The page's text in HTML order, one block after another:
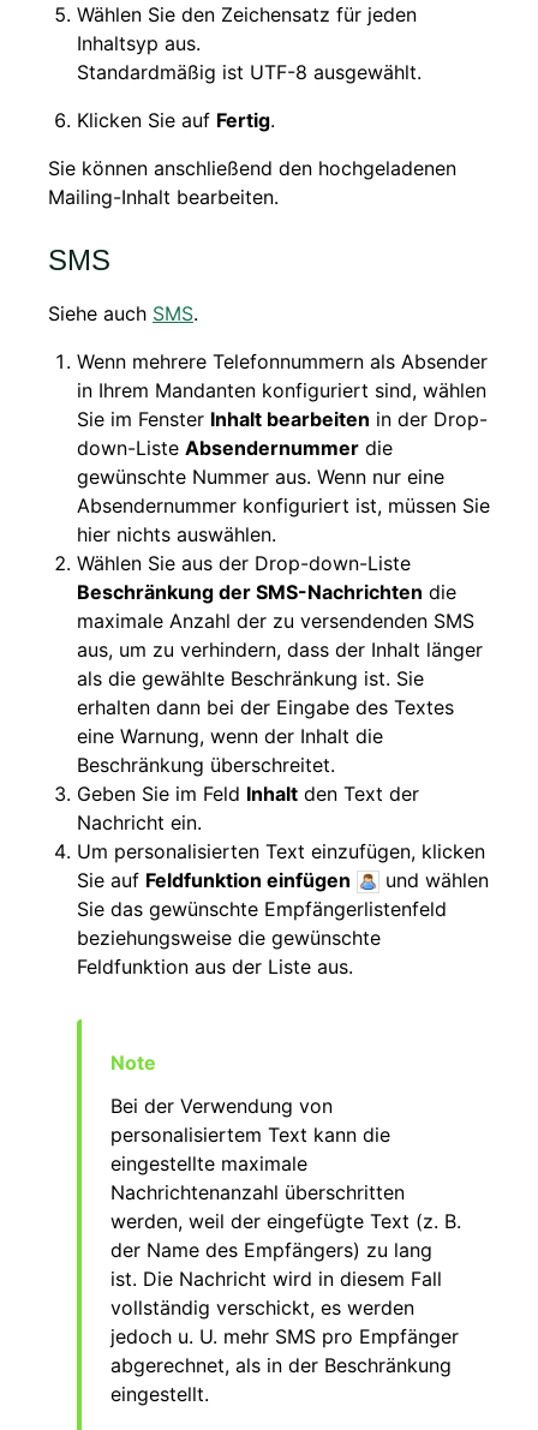
Wählen Sie den Zeichensatz für jeden
Inhaltsyp aus.
Standardmäßig ist UTF-8 ausgewählt.
Klicken Sie auf Fertig.
Sie können anschließend den hochgeladenen
Mailing-Inhalt bearbeiten.
SMS
Siehe auch SMS.
Wenn mehrere Telefonnummern als Absender
in Ihrem Mandanten konfiguriert sind, wählen
Sie im Fenster Inhalt bearbeiten in der Drop-
down-Liste Absendernummer die
gewünschte Nummer aus. Wenn nur eine
Absendernummer konfiguriert ist, müssen Sie
hier nichts auswählen.
Wählen Sie aus der Drop-down-Liste
Beschränkung der SMS-Nachrichten die
maximale Anzahl der zu versendenden SMS
aus, um zu verhindern, dass der Inhalt länger
als die gewählte Beschränkung ist. Sie
erhalten dann bei der Eingabe des Textes
eine Warnung, wenn der Inhalt die
Beschränkung überschreitet.
Geben Sie im Feld Inhalt den Text der
Nachricht ein.
Um personalisierten Text einzufügen, klicken
Sie auf Feldfunktion einfügen
und wählen
Sie das gewünschte Empfängerlistenfeld
beziehungsweise die gewünschte
Feldfunktion aus der Liste aus.
Bei der Verwendung von
personalisiertem Text kann die
eingestellte maximale
Nachrichtenanzahl überschritten
werden, weil der eingefügte Text (z. B.
der Name des Empfängers) zu lang
ist. Die Nachricht wird in diesem Fall
vollständig verschickt, es werden
jedoch u. U. mehr SMS pro Empfänger
abgerechnet, als in der Beschränkung
eingestellt.